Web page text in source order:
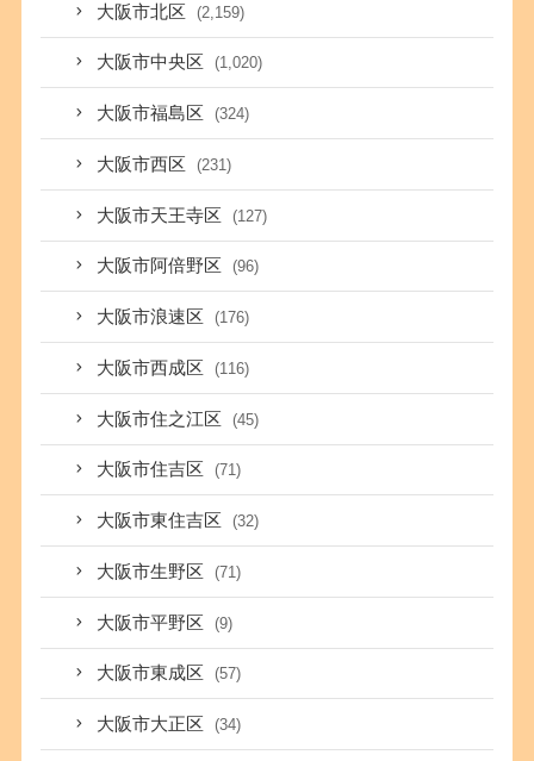
大阪市北区 (2,159)
大阪市中央区 (1,020)
大阪市福島区 (324)
大阪市西区 (231)
大阪市天王寺区 (127)
大阪市阿倍野区 (96)
大阪市浪速区 (176)
大阪市西成区 (116)
大阪市住之江区 (45)
大阪市住吉区 (71)
大阪市東住吉区 (32)
大阪市生野区 (71)
大阪市平野区 (9)
大阪市東成区 (57)
大阪市大正区 (34)